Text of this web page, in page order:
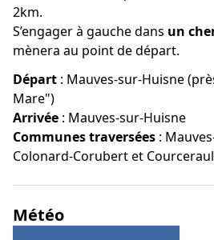
2km.
S’engager à gauche dans un
mènera au point de départ.
Départ : Mauves-sur-Huisne
Mare")
Arrivée : Mauves-sur-Huisne
Communes traversées :
Colonard-Corubert et
Météo